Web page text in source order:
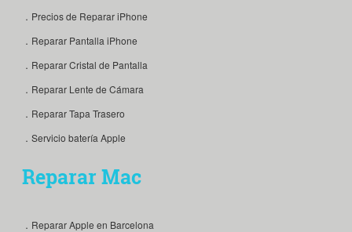
．Precios de Reparar iPhone
．Reparar Pantalla iPhone
．Reparar Cristal de Pantalla
．Reparar Lente de Cámara
．Reparar Tapa Trasero
．Servicio batería Apple
Reparar Mac
．Reparar Apple en Barcelona